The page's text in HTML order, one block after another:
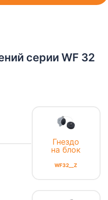
серии WF 32
Гнездо
на блок
квадратным
WF32__Z